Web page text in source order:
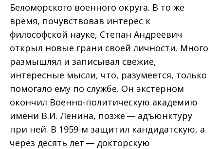
Беломорского военного округа. В то же
время, почувствовав интерес к
философской науке, Степан Андреевич
открыл новые грани своей личности. Много
размышлял и записывал свежие,
интересные мысли, что, разумеется, только
помогало ему по службе. Он экстерном
окончил Военно-политическую академию
имени В.И. Ленина, позже — адъюнктуру
при ней. В 1959-м защитил кандидатскую, а
через десять лет — докторскую